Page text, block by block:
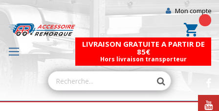
Mon compte
Mon
LIVRAISON GRATUITE A PARTIR DE
85€
Hors livraison transporteur